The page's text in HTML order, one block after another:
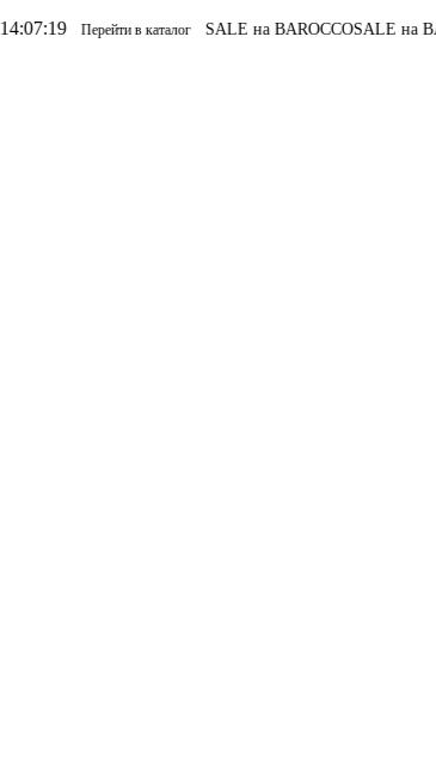
Перейти в каталог SALE на BAROCCOSALE на BAROCCO